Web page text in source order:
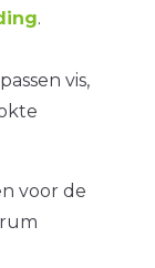
.
vis,
voor de